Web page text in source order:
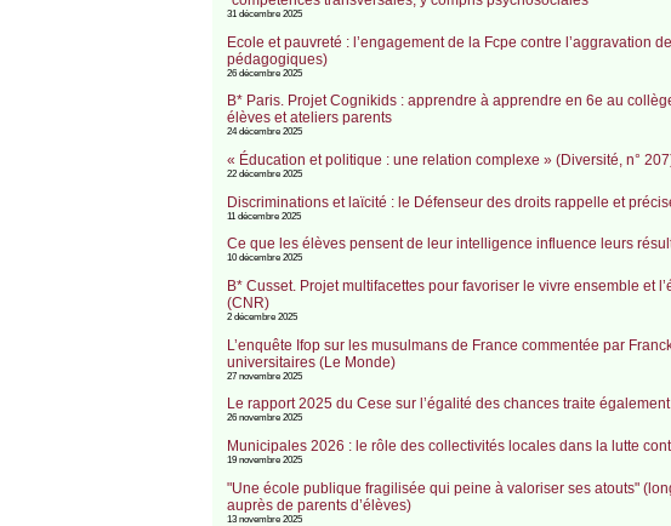
31 décembre 2025
Ecole et pauvreté : l’engagement de la Fcpe contre l’aggravation
pédagogiques)
26 décembre 2025
B* Paris. Projet Cognikids : apprendre à apprendre en 6e au
élèves et ateliers parents
24 décembre 2025
« Éducation et politique : une relation complexe » (Diversité, n°
22 décembre 2025
Discriminations et laïcité : le Défenseur des droits rappelle et
11 décembre 2025
Ce que les élèves pensent de leur intelligence influence leurs
10 décembre 2025
B* Cusset. Projet multifacettes pour favoriser le vivre ensemble et
(CNR)
2 décembre 2025
L’enquête Ifop sur les musulmans de France commentée par
universitaires (Le Monde)
27 novembre 2025
Le rapport 2025 du Cese sur l’égalité des chances traite
26 novembre 2025
Municipales 2026 : le rôle des collectivités locales dans la lutte
19 novembre 2025
"Une école publique fragilisée qui peine à valoriser ses atouts"
auprès de parents d’élèves)
13 novembre 2025